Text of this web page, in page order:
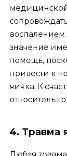
значение
помощь,
привести к
яичка. К
4. Травма